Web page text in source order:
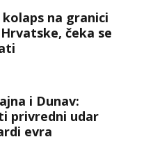
na granici
čeka se
i Dunav:
privredni udar
evra